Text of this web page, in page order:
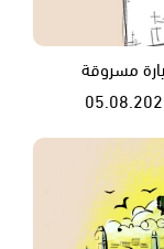
مسروقة